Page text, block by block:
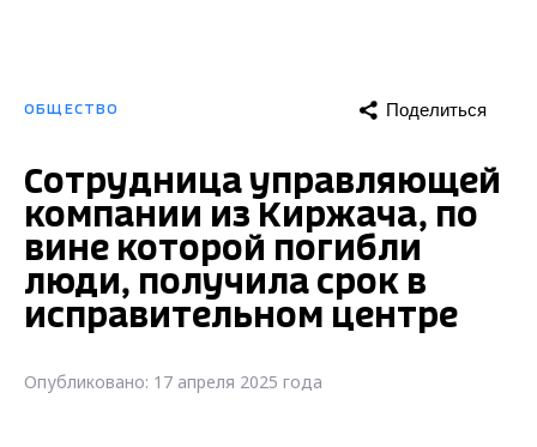
ОБЩЕСТВО Поделиться
Сотрудница управляющей
компании из Киржача, по
вине которой погибли
люди, получила срок в
исправительном центре
Опубликовано: 17 апреля 2025 года